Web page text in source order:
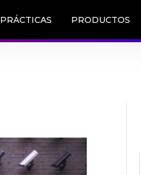
PRÁCTICAS PRODUCTOS